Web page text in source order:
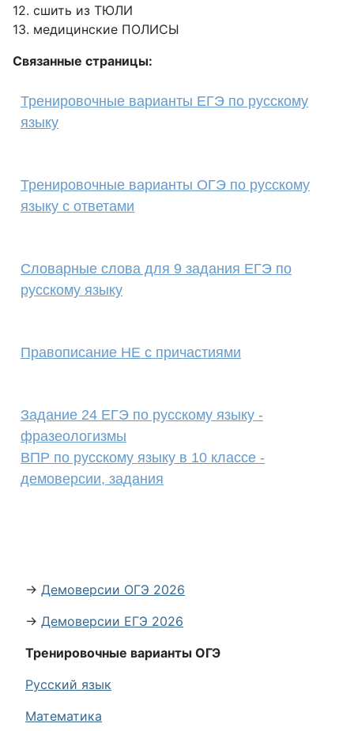
12. сшить из ТЮЛИ
13. медицинские ПОЛИСЫ
Связанные страницы:
Тренировочные варианты ЕГЭ по русскому
языку
Тренировочные варианты ОГЭ по русскому
языку с ответами
Cловарные слова для 9 задания ЕГЭ по
русскому языку
Правописание НЕ с причастиями
Задание 24 ЕГЭ по русскому языку -
фразеологизмы
ВПР по русскому языку в 10 классе -
демоверсии, задания
→ Демоверсии ОГЭ 2026
→ Демоверсии ЕГЭ 2026
Тренировочные варианты ОГЭ
Русский язык
Математика